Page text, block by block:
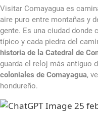
Visitar Comayagua es
aire puro entre montañas y
gente. Es una ciudad donde
típico y cada piedra del
historia de la Catedral de
guarda el reloj más antiguo
coloniales de Comayagua,
hondureño.